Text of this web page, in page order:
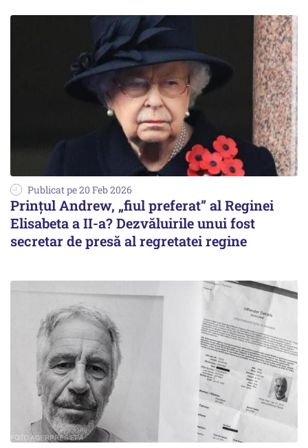
Publicat pe 20 Feb 2026
Prințul Andrew, „fiul preferat” al Reginei
Elisabeta a II-a? Dezvăluirile unui fost
secretar de presă al regretatei regine